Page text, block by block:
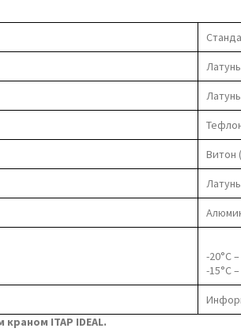
Тефлон
Витон
-20°C
-15°C
ITAP IDEAL.